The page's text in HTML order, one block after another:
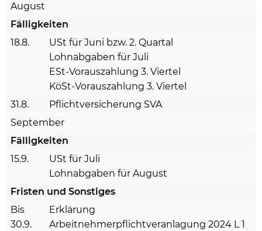
August
Fälligkeiten
18.8.
USt für Juni bzw. 2. Quartal
Lohnabgaben für Juli
ESt-Vorauszahlung 3. Viertel
KöSt-Vorauszahlung 3. Viertel
31.8.
Pflichtversicherung SVA
September
Fälligkeiten
15.9.
USt für Juli
Lohnabgaben für August
Fristen und Sonstiges
Bis
30.9.
Erklärung
Arbeitnehmerpflichtveranlagung 2024 L 1